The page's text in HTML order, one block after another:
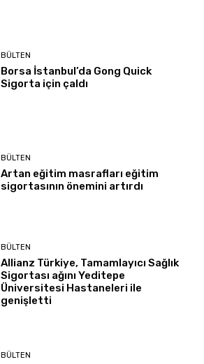
BÜLTEN
Borsa İstanbul’da Gong Quick
Sigorta için çaldı
BÜLTEN
Artan eğitim masrafları eğitim
sigortasının önemini artırdı
BÜLTEN
Allianz Türkiye, Tamamlayıcı Sağlık
Sigortası ağını Yeditepe
Üniversitesi Hastaneleri ile
genişletti
BÜLTEN